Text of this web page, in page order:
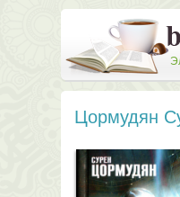
Цормудян